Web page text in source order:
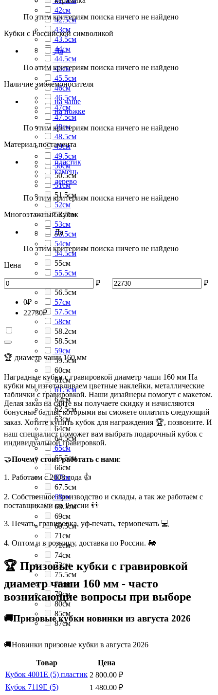
42см
42.5см
43см
43.5см
44см
44.5см
45см
45.5см
46см
46.5см
47см
47.5см
48см
48.5см
49см
49.5см
50см
50.5см
51см
51.5см
52см
52.5см
53см
53.5см
54см
54.5см
55см
55.5см
56.5см
57см
57.5см
58см
58.2см
58.5см
59см
59.5см
60см
61см
61.5см
62см
62.5см
63см
64см
64.5см
65см
65.5см
66см
67см
67.5см
68см
68.5см
69см
69.5см
71см
72см
74см
73см
75.5см
76см
79см
80см
85см
87см
По этим критериям поиска ничего не найдено
Кубки с Российской символикой
Да
По этим критериям поиска ничего не найдено
Наличие эмблемоносителя
на чаше
на ножке
По этим критериям поиска ничего не найдено
Материал постамента
пластик
камень
дерево
По этим критериям поиска ничего не найдено
Многоэтажный Кубок
Да
По этим критериям поиска ничего не найдено
Цена
₽ – ₽
0₽
22730₽
🏆 диаметр чаши 160 мм
Наградные кубки с гравировкой диаметр чаши 160 мм На
кубки мы изготавливаем цветные наклейки, металлические
таблички с гравировкой. Наши дизайнеры помогут с макетом.
Делая заказ на сайте вы получаете скидку и начисляются
бонусные баллы, которыми вы сможете оплатить следующий
заказ. Хотите купить кубок для награждения 🏆, позвоните. И
наш специалист поможет вам выбрать подарочный кубок с
индивидуальной гравировкой.
🤝Почему стоит работать с нами:
1. Работаем с 2008 года 👍
2. Собственное производство и склады, а так же работаем с
поставщиками по России 👬
3. Печать, гравировка, уф-печать, термопечать 💻
4. Оптом и в розницу, доставка по России. 🚂
🏆 Призовые кубки с гравировкой
диаметр чаши 160 мм - часто
возникающие вопросы при выборе
🚚Призовые кубки новинки из августа 2026
🚚Новинки призовые кубки в августа 2026
Товар
Цена
Кубок 4001E (5) пластик 2 800.00 ₽
Кубок 7119E (5)
1 480.00 ₽